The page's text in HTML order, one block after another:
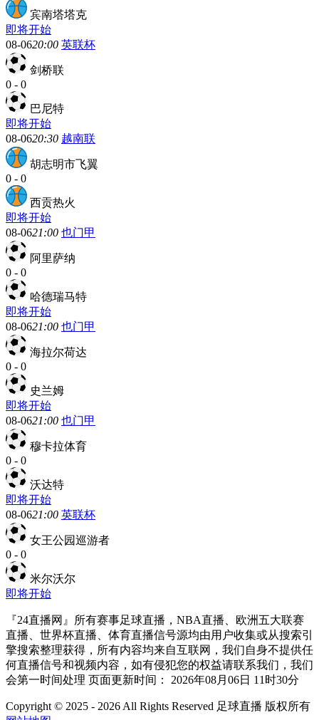
宾南塔塔克
即将开始
08-0620:00 英联杯
剑桥联
0 - 0
巴尼特
即将开始
08-0620:30 越南联
胡志明市飞翼
0 - 0
西贡热火
即将开始
08-0621:00 也门甲
阿里萨纳
0 - 0
哈德瑞马特
即将开始
08-0621:00 也门甲
海拉尔荷达
0 - 0
史兰姆
即将开始
08-0621:00 也门甲
穆卡拉体育
0 - 0
沃达特
即将开始
08-0621:00 英联杯
女王公园巡游者
0 - 0
米尔沃尔
即将开始
『24直播网』所有赛事足球直播，NBA直播、欧洲五大联赛
直播、世界杯直播、体育直播信号源均由用户收集或从搜索引
擎搜索整理获得，所有内容均来自互联网，我们自身不提供任
何直播信号和视频内容，如有侵犯您的权益请联系我们，我们
会第一时间处理 页面更新时间： 2026年08月06日 11时30分
Copyright © 2025 - 2026 All Rights Reserved 足球直播 版权所有